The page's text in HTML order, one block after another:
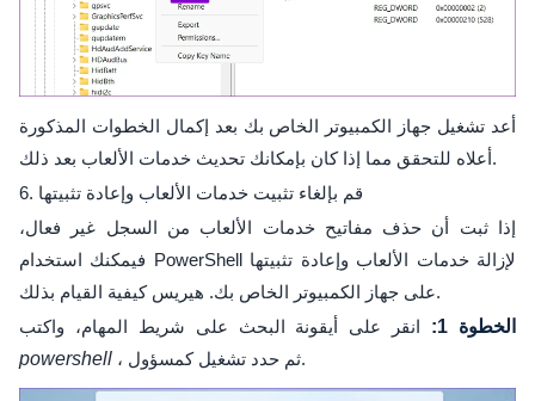
أعد تشغيل جهاز الكمبيوتر الخاص بك بعد إكمال الخطوات المذكورة
أعلاه للتحقق مما إذا كان بإمكانك تحديث خدمات الألعاب بعد ذلك.
6. قم بإلغاء تثبيت خدمات الألعاب وإعادة تثبيتها
إذا ثبت أن حذف مفاتيح خدمات الألعاب من السجل غير فعال،
فيمكنك استخدام PowerShell لإزالة خدمات الألعاب وإعادة تثبيتها
على جهاز الكمبيوتر الخاص بك. هيريس كيفية القيام بذلك.
الخطوة 1:
انقر على أيقونة البحث على شريط المهام، واكتب
powershell
، ثم حدد تشغيل كمسؤول.